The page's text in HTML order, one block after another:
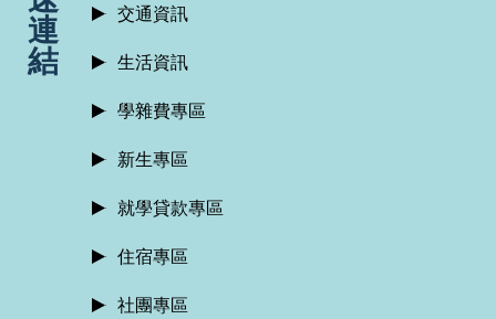
連
結
交通資訊
生活資訊
學雜費專區
新生專區
就學貸款專區
住宿專區
社團專區